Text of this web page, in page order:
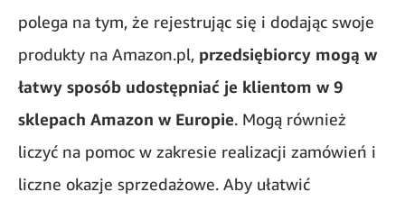
polega na tym, że rejestrując się i dodając swoje
produkty na Amazon.pl, przedsiębiorcy mogą w
łatwy sposób udostępniać je klientom w 9
sklepach Amazon w Europie. Mogą również
liczyć na pomoc w zakresie realizacji zamówień i
liczne okazje sprzedażowe. Aby ułatwić